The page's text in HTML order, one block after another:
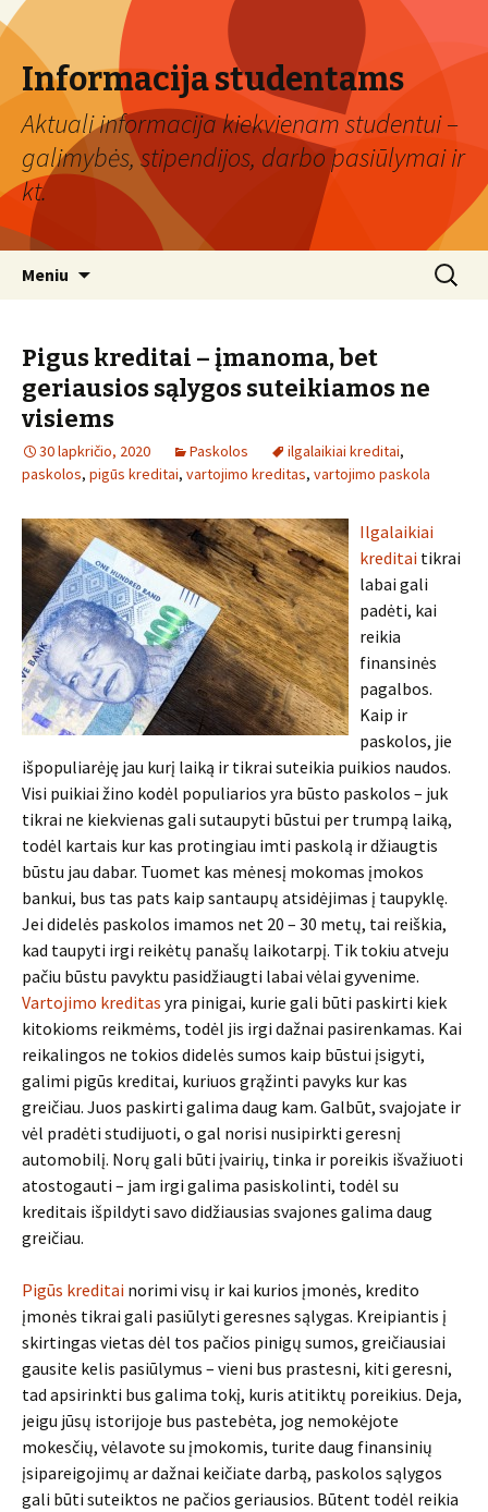
Informacija studentams
Aktuali informacija kiekvienam studentui –
galimybės, stipendijos, darbo pasiūlymai ir
kt.
Meniu Ieškoti:
Pigus kreditai – įmanoma, bet
geriausios sąlygos suteikiamos ne
visiems
30 lapkričio, 2020 Paskolos ilgalaikiai kreditai,
paskolos, pigūs kreditai, vartojimo kreditas, vartojimo paskola
Ilgalaikiai
kreditai tikrai
labai gali
padėti, kai
reikia
finansinės
pagalbos.
Kaip ir
paskolos, jie
išpopuliarėję jau kurį laiką ir tikrai suteikia puikios naudos.
Visi puikiai žino kodėl populiarios yra būsto paskolos – juk
tikrai ne kiekvienas gali sutaupyti būstui per trumpą laiką,
todėl kartais kur kas protingiau imti paskolą ir džiaugtis
būstu jau dabar. Tuomet kas mėnesį mokomas įmokos
bankui, bus tas pats kaip santaupų atsidėjimas į taupyklę.
Jei didelės paskolos imamos net 20 – 30 metų, tai reiškia,
kad taupyti irgi reikėtų panašų laikotarpį. Tik tokiu atveju
pačiu būstu pavyktu pasidžiaugti labai vėlai gyvenime.
Vartojimo kreditas yra pinigai, kurie gali būti paskirti kiek
kitokioms reikmėms, todėl jis irgi dažnai pasirenkamas. Kai
reikalingos ne tokios didelės sumos kaip būstui įsigyti,
galimi pigūs kreditai, kuriuos grąžinti pavyks kur kas
greičiau. Juos paskirti galima daug kam. Galbūt, svajojate ir
vėl pradėti studijuoti, o gal norisi nusipirkti geresnį
automobilį. Norų gali būti įvairių, tinka ir poreikis išvažiuoti
atostogauti – jam irgi galima pasiskolinti, todėl su
kreditais išpildyti savo didžiausias svajones galima daug
greičiau.
Pigūs kreditai norimi visų ir kai kurios įmonės, kredito
įmonės tikrai gali pasiūlyti geresnes sąlygas. Kreipiantis į
skirtingas vietas dėl tos pačios pinigų sumos, greičiausiai
gausite kelis pasiūlymus – vieni bus prastesni, kiti geresni,
tad apsirinkti bus galima tokį, kuris atitiktų poreikius. Deja,
jeigu jūsų istorijoje bus pastebėta, jog nemokėjote
mokesčių, vėlavote su įmokomis, turite daug finansinių
įsipareigojimų ar dažnai keičiate darbą, paskolos sąlygos
gali būti suteiktos ne pačios geriausios. Būtent todėl reikia